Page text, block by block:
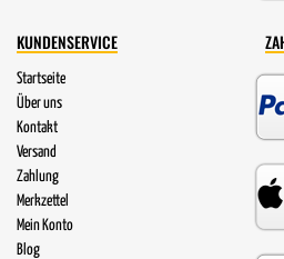
KUNDENSERVICE
Startseite
Über uns
Kontakt
Versand
Zahlung
Merkzettel
Mein Konto
Blog